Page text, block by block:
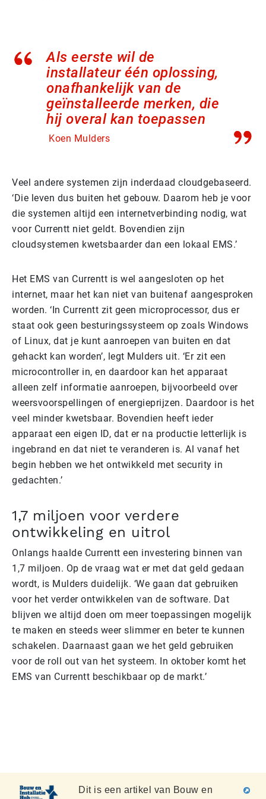
Als eerste wil de
installateur één oplossing,
onafhankelijk van de
geïnstalleerde merken, die
hij overal kan toepassen
Koen Mulders
Veel andere systemen zijn inderdaad cloudgebaseerd.
‘Die leven dus buiten het gebouw. Daarom heb je voor
die systemen altijd een internetverbinding nodig, wat
voor Currentt niet geldt. Bovendien zijn
cloudsystemen kwetsbaarder dan een lokaal EMS.’
Het EMS van Currentt is wel aangesloten op het
internet, maar het kan niet van buitenaf aangesproken
worden. ‘In Currentt zit geen microprocessor, dus er
staat ook geen besturingssysteem op zoals Windows
of Linux, dat je kunt aanroepen van buiten en dat
gehackt kan worden’, legt Mulders uit. ‘Er zit een
microcontroller in, en daardoor kan het apparaat
alleen zelf informatie aanroepen, bijvoorbeeld over
weersvoorspellingen of energieprijzen. Daardoor is het
veel minder kwetsbaar. Bovendien heeft ieder
apparaat een eigen ID, dat er na productie letterlijk is
ingebrand en dat niet te veranderen is. Al vanaf het
begin hebben we het ontwikkeld met security in
gedachten.’
1,7 miljoen voor verdere
ontwikkeling en uitrol
Onlangs haalde Currentt een investering binnen van
1,7 miljoen. Op de vraag wat er met dat geld gedaan
wordt, is Mulders duidelijk. ‘We gaan dat gebruiken
voor het verder ontwikkelen van de software. Dat
blijven we altijd doen om meer toepassingen mogelijk
te maken en steeds weer slimmer en beter te kunnen
schakelen. Daarnaast gaan we het geld gebruiken
voor de roll out van het systeem. In oktober komt het
EMS van Currentt beschikbaar op de markt.’
Dit is een artikel van Bouw en